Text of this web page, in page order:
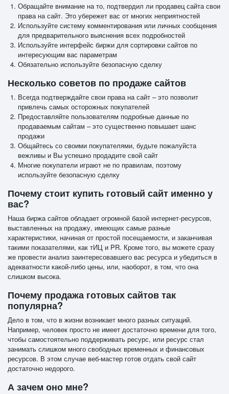
Обращайте внимание на то, подтвердил ли продавец сайта свои
права на сайт. Это убережет вас от многих неприятностей
Используйте систему комментирования или личных сообщения
для предварительного выяснения всех подробностей
Используйте интерфейс биржи для сортировки сайтов по
интересующим вас параметрам
Обязательно используйте безопасную сделку
Несколько советов по продаже сайтов
Всегда подтверждайте свои права на сайт – это позволит
привлечь самых осторожных покупателей
Предоставляйте пользователям подробные данные по
продаваемым сайтам – это существенно повышает шанс
продажи
Общайтесь со своими покупателями, будьте пожалуйста
вежливы и Вы успешно продадите свой сайт
Многие покупатели играют не по правилам, поэтому
используйте безопасную сделку
Почему стоит купить готовый сайт именно у
вас?
Наша биржа сайтов обладает огромной базой интернет-ресурсов,
выставленных на продажу, имеющих самые разные
характеристики, начиная от простой посещаемости, и заканчивая
такими показателями, как тИЦ и PR. Кроме того, вы можете сразу
же провести анализ заинтересовавшего вас ресурса и убедиться в
адекватности какой-либо цены, или, наоборот, в том, что она
слишком высока.
Почему продажа готовых сайтов так
популярна?
Дело в том, что в жизни возникает много разных ситуаций.
Например, человек просто не имеет достаточно времени для того,
чтобы самостоятельно поддерживать ресурс, или ресурс стал
занимать слишком много свободных временных и финансовых
ресурсов. В этом случае веб-мастер готов отдать свой сайт
достаточно недорого.
А зачем оно мне?